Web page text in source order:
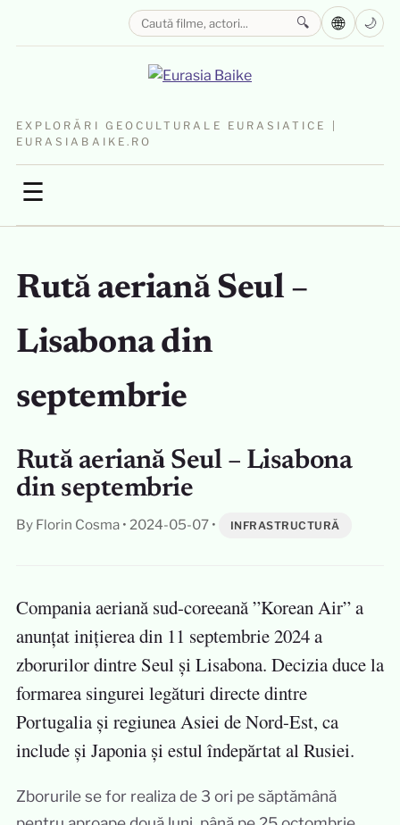
EXPLORĂRI GEOCULTURALE EURASIATICE |
EURASIABAIKE.RO
☰
🔍 🌐 🌙
Rută aeriană Seul –
Lisabona din
septembrie
Rută aeriană Seul – Lisabona
din septembrie
By Florin Cosma• 2024-05-07• INFRASTRUCTURĂ
Compania aeriană sud-coreeană ”Korean Air” a
anunțat inițierea din 11 septembrie 2024 a
zborurilor dintre Seul și Lisabona. Decizia duce la
formarea singurei legături directe dintre
Portugalia și regiunea Asiei de Nord-Est, ca
include și Japonia și estul îndepărtat al Rusiei.
Zborurile se for realiza de 3 ori pe săptămână